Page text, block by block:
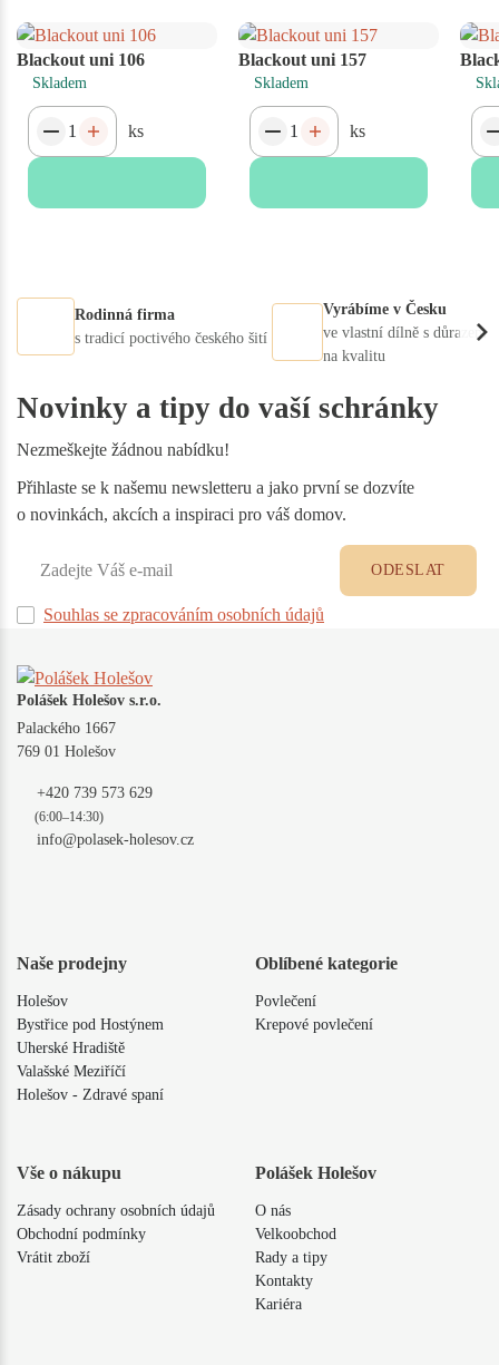
Blackout uni 106
Skladem
ks
Blackout uni 157
Skladem
ks
Rodinná firma
s tradicí poctivého českého šití
Vyrábíme v Česku
ve vlastní dílně s důrazem
na kvalitu
Novinky a tipy do vaší schránky
Nezmeškejte žádnou nabídku!
Přihlaste se k našemu newsletteru a jako první se dozvíte
o novinkách, akcích a inspiraci pro váš domov.
Souhlas se zpracováním osobních údajů
ODESLAT
Polášek Holešov s.r.o.
Palackého 1667
769 01 Holešov
+420 739 573 629
(6:00–14:30)
info@polasek-holesov.cz
Naše prodejny
Holešov
Bystřice pod Hostýnem
Uherské Hradiště
Valašské Meziříčí
Holešov - Zdravé spaní
Oblíbené kategorie
Povlečení
Krepové povlečení
Vše o nákupu
Zásady ochrany osobních údajů
Obchodní podmínky
Vrátit zboží
Polášek Holešov
O nás
Velkoobchod
Rady a tipy
Kontakty
Kariéra